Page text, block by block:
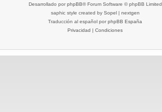
Desarrollado por phpBB® Forum Software © phpBB Limited
saphic style created by Sopel| nextgen
Traducción al español por phpBB España
Privacidad | Condiciones